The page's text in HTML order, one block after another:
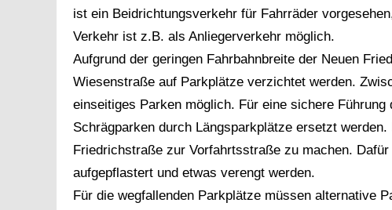
ist ein Beidrichtungsverkehr für Fahrräder
Verkehr ist z.B. als Anliegerverkehr möglich.
Aufgrund der geringen Fahrbahnbreite der Neuen
Wiesenstraße auf Parkplätze verzichtet werden.
einseitiges Parken möglich. Für eine sichere
Schrägparken durch Längsparkplätze ersetzt
Friedrichstraße zur Vorfahrtsstraße zu machen.
aufgepflastert und etwas verengt werden.
Für die wegfallenden Parkplätze müssen alternative